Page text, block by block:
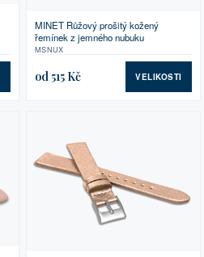
MINET Růžový prošitý kožený
řemínek z jemného nubuku
MSNUX
od 515 Kč VELIKOSTI